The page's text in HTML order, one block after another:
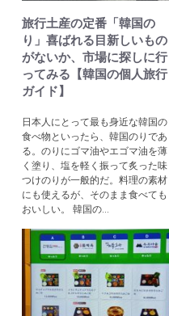
旅行土産の定番「韓国の
り」喜ばれる目新しいもの
がないか、市場に探しに行
ってみる【韓国の個人旅行
ガイド】
日本人にとって最も身近な韓国の
食べ物といったら、韓国のりであ
る。のりにゴマ油やエゴマ油を薄
く塗り、塩を軽く振って炙った味
つけのりが一般的だ。料理の素材
にも使えるが、そのまま食べても
おいしい。 韓国の...